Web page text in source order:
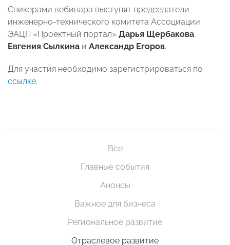
Спикерами вебинара выступят председатели
инженерно-технического комитета Ассоциации
ЭАЦП «Проектный портал» Дарья Щербакова,
Евгения Сылкина и Александр Егоров.
Для участия необходимо зарегистрироваться по
ссылке.
Все
Главные события
Анонсы
Важное для бизнеса
Региональное развитие
Отраслевое развитие